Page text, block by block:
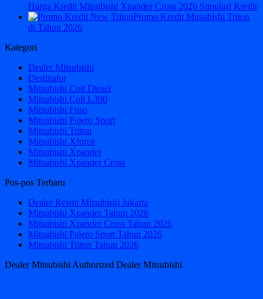
Harga Kredit Mitsubishi Xpander Cross 2026 Simulasi Kredit
Promo Kredit Mitsubishi Triton
di Tahun 2026
Kategori
Dealer Mitsubishi
Destinator
Mitsubishi Colt Diesel
Mitsubishi Colt L300
Mitsubishi Fuso
Mitsubishi Pajero Sport
Mitsubishi Triton
Mitsubishi Xforce
Mitsubishi Xpander
Mitsubishi Xpander Cross
Pos-pos Terbaru
Dealer Resmi Mitsubishi Jakarta
Mitsubishi Xpander Tahun 2026
Mitsubishi Xpander Cross Tahun 2026
Mitsubishi Pajero Sport Tahun 2026
Mitsubishi Triton Tahun 2026
Dealer Mitsubishi Authorized Dealer Mitsubishi